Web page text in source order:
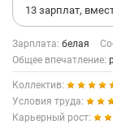
13 зарплат,
Зарплата: белая
Общее впечатление:
Коллектив:
Условия труда:
Карьерный рост: